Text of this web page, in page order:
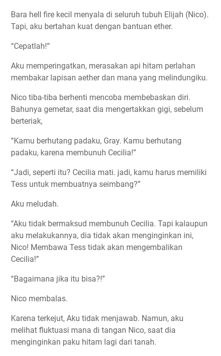
Bara hell fire kecil menyala di seluruh tubuh Elijah (Nico).
Tapi, aku bertahan kuat dengan bantuan ether.
“Cepatlah!”
Aku memperingatkan, merasakan api hitam perlahan
membakar lapisan aether dan mana yang melindungiku.
Nico tiba-tiba berhenti mencoba membebaskan diri.
Bahunya gemetar, saat dia mengertakkan gigi, sebelum
berteriak,
“Kamu berhutang padaku, Gray. Kamu berhutang
padaku, karena membunuh Cecilia!”
“Jadi, seperti itu? Cecilia mati. jadi, kamu harus memiliki
Tess untuk membuatnya seimbang?”
Aku meludah.
“Aku tidak bermaksud membunuh Cecilia. Tapi kalaupun
aku melakukannya, dia tidak akan menginginkan ini,
Nico! Membawa Tess tidak akan mengembalikan
Cecilia!”
“Bagaimana jika itu bisa?!”
Nico membalas.
Karena terkejut, Aku tidak menjawab. Namun, aku
melihat fluktuasi mana di tangan Nico, saat dia
menginginkan paku hitam lagi dari tanah.